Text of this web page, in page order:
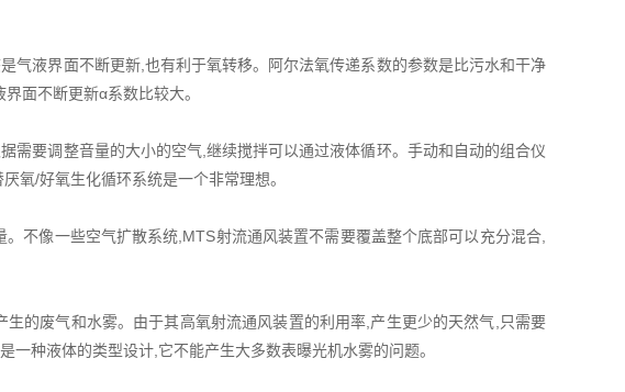
气液界面不断更新,也有利于氧转移。阿尔法氧传递系数的参数是比污水和干净
面不断更新α系数比较大。
要调整音量的大小的空气,继续搅拌可以通过液体循环。手动和自动的组合仪
氧/好氧生化循环系统是一个非常理想。
像一些空气扩散系统,MTS射流通风装置不需要覆盖整个底部可以充分混合,
废气和水雾。由于其高氧射流通风装置的利用率,产生更少的天然气,只需要
种液体的类型设计,它不能产生大多数表曝光机水雾的问题。